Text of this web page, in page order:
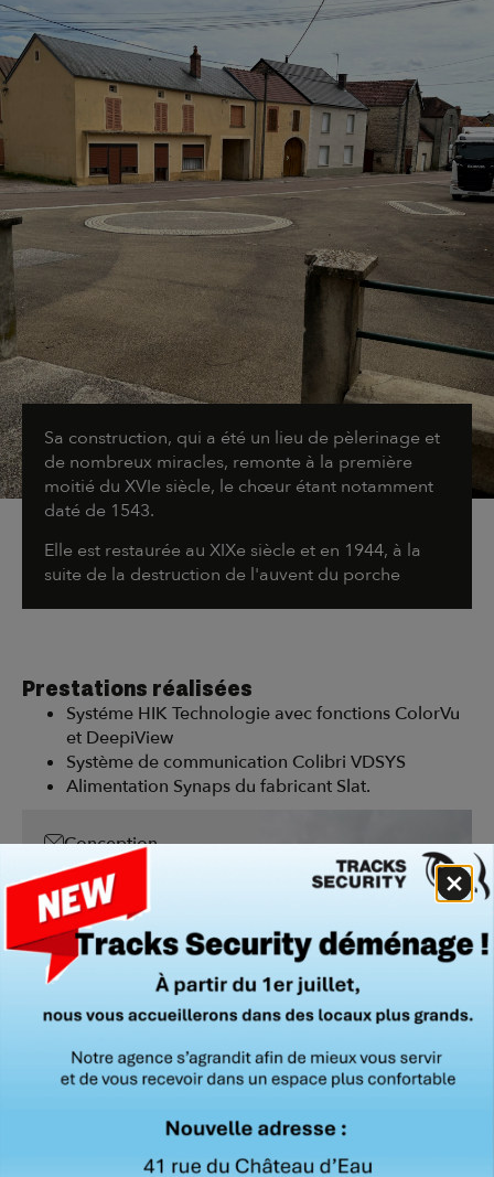
Sa construction, qui a été un lieu de pèlerinage et
de nombreux miracles, remonte à la première
moitié du XVIe siècle, le chœur étant notamment
daté de 1543.
Elle est restaurée au XIXe siècle et en 1944, à la
suite de la destruction de l'auvent du porche
Prestations réalisées
Systéme HIK Technologie avec fonctions ColorVu
et DeepiView
Système de communication Colibri VDSYS
Alimentation Synaps du fabricant Slat.
Conception
Installation
Maintenance
Détection Intrusion
Vidéoprotection
Contrôle d'accès
Détection incendie